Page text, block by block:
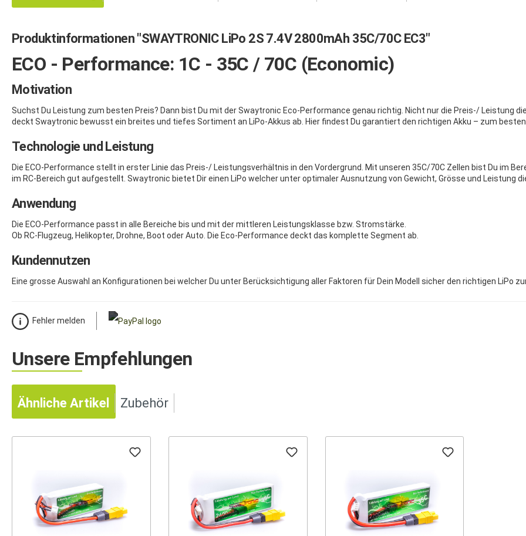
Produktinformationen "SWAYTRONIC LiPo 2S 7.4V 2800mAh 35C/70C EC3"
ECO - Performance: 1C - 35C / 70C (Economic)
Motivation
Suchst Du Leistung zum besten Preis? Dann bist Du mit der Swaytronic Eco-Performance genau richtig. Nicht nur die Preis-/ Leistung
deckt Swaytronic bewusst ein breites und tiefes Sortiment an LiPo-Akkus ab. Hier findest Du garantiert den richtigen Akku – zum besten
Technologie und Leistung
Die ECO-Performance stellt in erster Linie das Preis-/ Leistungsverhältnis in den Vordergrund. Mit unseren 35C/70C Zellen bist Du im
im RC-Bereich gut aufgestellt. Swaytronic bietet Dir einen LiPo welcher unter optimaler Ausnutzung von Gewicht, Grösse und Leistung
Anwendung
Die ECO-Performance passt in alle Bereiche bis und mit der mittleren Leistungsklasse bzw. Stromstärke.
Ob RC-Flugzeug, Helikopter, Drohne, Boot oder Auto. Die Eco-Performance deckt das komplette Segment ab.
Kundennutzen
Eine grosse Auswahl an Konfigurationen bei welcher Du unter Berücksichtigung aller Faktoren für Dein Modell sicher den richtigen LiPo
Fehler melden
Unsere Empfehlungen
Ähnliche Artikel Zubehör